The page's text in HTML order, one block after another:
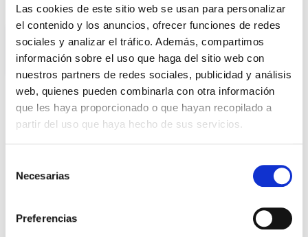
Las cookies de este sitio web se usan para personalizar
el contenido y los anuncios, ofrecer funciones de redes
sociales y analizar el tráfico. Además, compartimos
información sobre el uso que haga del sitio web con
nuestros partners de redes sociales, publicidad y análisis
web, quienes pueden combinarla con otra información
que les haya proporcionado o que hayan recopilado a
partir del uso que haya hecho de sus servicios.
Necesarias
Preferencias
ARQ
Tanek
ARQ
RAL9007
Ficha